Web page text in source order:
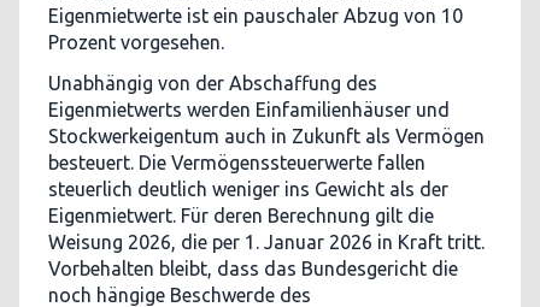
Eigenmietwerte ist ein pauschaler Abzug von 10
Prozent vorgesehen.
Unabhängig von der Abschaffung des
Eigenmietwerts werden Einfamilienhäuser und
Stockwerkeigentum auch in Zukunft als Vermögen
besteuert. Die Vermögenssteuerwerte fallen
steuerlich deutlich weniger ins Gewicht als der
Eigenmietwert. Für deren Berechnung gilt die
Weisung 2026, die per 1. Januar 2026 in Kraft tritt.
Vorbehalten bleibt, dass das Bundesgericht die
noch hängige Beschwerde des